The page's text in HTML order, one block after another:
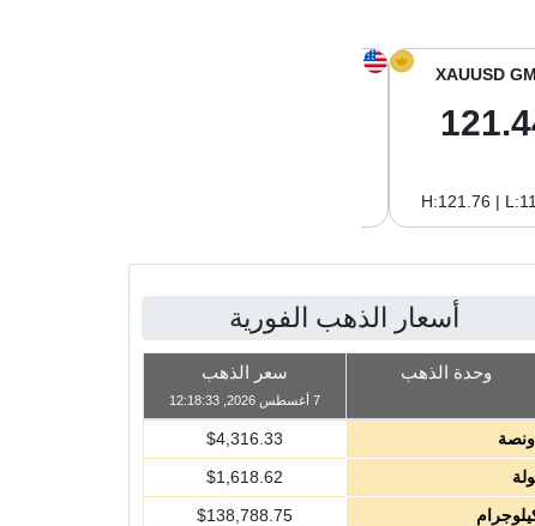
XAUUSD
H:121.76 |
أسعار الذهب الفورية
وحدة الذهب سعر الذهب
7 أغسطس 2026, 12:18:33
أونصة $4,316.33
$1,618.62
$138,788.75